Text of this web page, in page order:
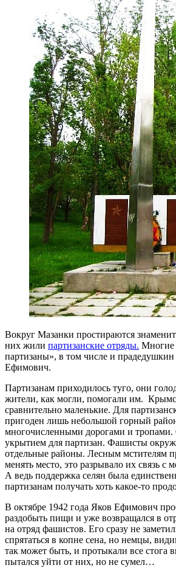
Вокруг Мазанки простираются
них жили партизанские отряды. Многие
партизаны», в том числе и прадедушкин
Ефимович.
Партизанам приходилось туго, они
жители, как могли, помогали им.
сравнительно маленькие. Для
пригоден лишь небольшой горный
многочисленными дорогами и
укрытием для партизан. Фашисты
отдельные районы. Лесным мстителям
менять место, это разрывало их связь с
А ведь поддержка селян была
партизанам получать хоть какое-то
В октябре 1942 года Яков Ефимович
раздобыть пищи и уже возвращался в
на отряд фашистов. Его сразу не
спрятаться в копне сена, но немцы,
так может быть, и протыкали все стога
пытался уйти от них, но не сумел…